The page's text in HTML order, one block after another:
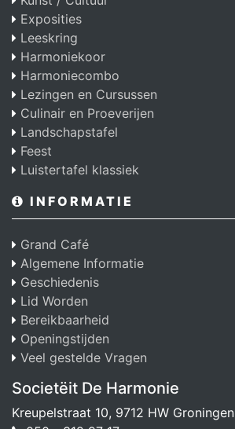
Exposities
Leeskring
Harmoniekoor
Harmoniecombo
Lezingen en Cursussen
Culinair en Proeverijen
Landschapstafel
Feest
Luistertafel klassiek
INFORMATIE
Grand Café
Algemene Informatie
Geschiedenis
Lid Worden
Bereikbaarheid
Openingstijden
Veel gestelde Vragen
Societëit De Harmonie
Kreupelstraat 10, 9712 HW Groningen